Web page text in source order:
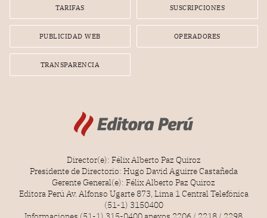
TARIFAS SUSCRIPCIONES
PUBLICIDAD WEB OPERADORES
TRANSPARENCIA
Director(e): Félix Alberto Paz Quiroz
Presidente de Directorio: Hugo David Aguirre Castañeda
Gerente General(e): Félix Alberto Paz Quiroz
Editora Perú Av. Alfonso Ugarte 873, Lima 1 Central Telefónica
(51-1) 3150400